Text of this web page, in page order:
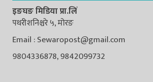
इङघङ मिडिया प्रा.लिं
पथरीशनिश्चरे ५, मोरङ
Email : Sewaropost@gmail.com
9804336878, 9842099732